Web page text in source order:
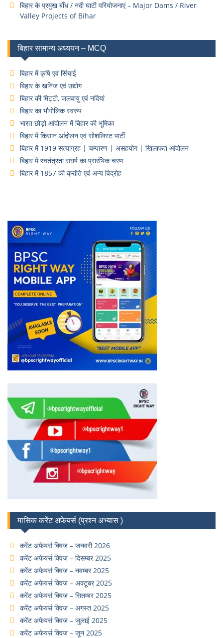
बिहार के प्रमुख बाँध / नदी घाटी परियोजनाएं – Major Dams / River
Valley Projects of Bihar
बिहार सामान्य अध्ययन – MCQ
बिहार में कृषि एवं सिंचाई
बिहार के खनिज एवं उद्योग
बिहार की मिट्टी, जलवायु एवं नदियां
बिहार का भौगोलिक स्वरुप
भारत छोड़ो आंदोलन में बिहार की भूमिका
बिहार में किसान आंदोलन एवं सोशलिस्ट पार्टी
बिहार में 1919 सत्याग्रह | चम्पारण | असहयोग | खिलाफत आंदोलन
बिहार में स्वतंत्रता संघर्ष का प्रारंभिक चरण
बिहार में 1857 की क्रांति एवं अन्य विद्रोह
मासिक करेंट अफेयर्स (प्रश्न अभ्यास )
करेंट अफेयर्स क्विज – जनवरी 2026
करेंट अफेयर्स क्विज – दिसम्बर 2025
करेंट अफेयर्स क्विज – नवम्बर 2025
करेंट अफेयर्स क्विज – अक्टूबर 2025
करेंट अफेयर्स क्विज – सितम्बर 2025
करेंट अफेयर्स क्विज – अगस्त 2025
करेंट अफेयर्स क्विज – जुलाई 2025
करेंट अफेयर्स क्विज – जून 2025